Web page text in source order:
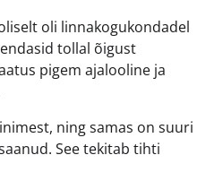
oli linnakogukondadel
tollal õigust
pigem ajalooline ja
ning samas on suuri
See tekitab tihti